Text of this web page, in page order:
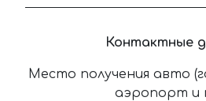
Контактные
Место получения авто
аэропорт и